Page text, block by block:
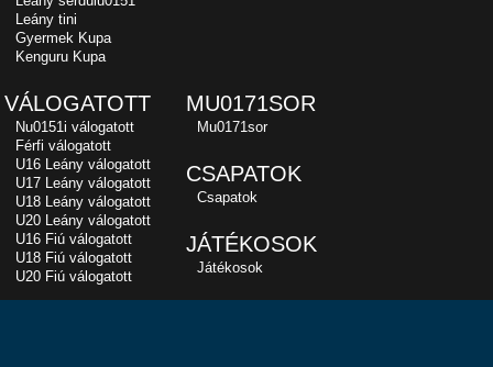
Leány tini
Gyermek Kupa
Kenguru Kupa
VÁLOGATOTT
Nu0151i válogatott
Férfi válogatott
U16 Leány válogatott
U17 Leány válogatott
U18 Leány válogatott
U20 Leány válogatott
U16 Fiú válogatott
U18 Fiú válogatott
U20 Fiú válogatott
MU0171SOR
Mu0171sor
CSAPATOK
Csapatok
JÁTÉKOSOK
Játékosok